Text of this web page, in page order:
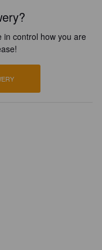
in control how you are